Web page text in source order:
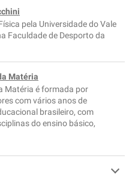
que procuro
pela Universidade do Vale
Faculdade de Desporto da
Matéria
Matéria é formada por
com vários anos de
brasileiro, com
do ensino básico,